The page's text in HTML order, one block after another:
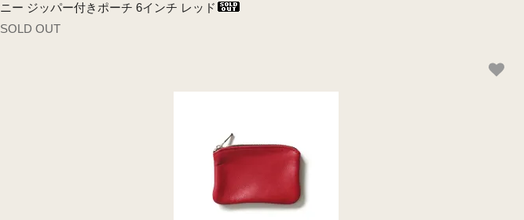
ニー ジッパー付きポーチ 6インチ レッド
SOLD OUT